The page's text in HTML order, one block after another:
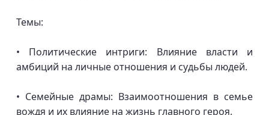
Темы:
• Политические интриги: Влияние власти и
амбиций на личные отношения и судьбы людей.
• Семейные драмы: Взаимоотношения в семье
вождя и их влияние на жизнь главного героя.